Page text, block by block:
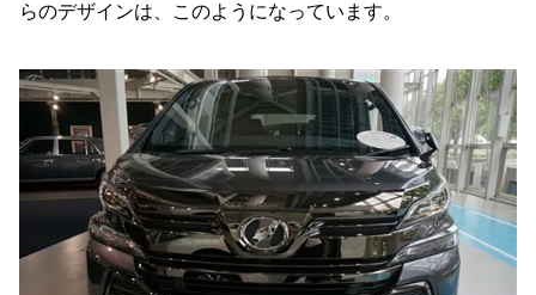
らのデザインは、このようになっています。